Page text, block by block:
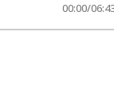
00:00/